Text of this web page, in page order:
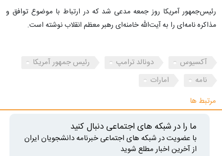
رئیس‌جمهور آمریکا روز جمعه مدعی شد که در ارتباط با موضوع توافق و
مذاکره نامه‌ای را به آیت‌الله خامنه‌ای رهبر معظم انقلاب نوشته است.
آکسیوس دونالد ترامپ
رئیس جمهور آمریکا
نامه
امارات
مرتبط ها
ما را در شبکه های اجتماعی دنبال کنید
با عضویت در شبکه های اجتماعی خبرنامه دانشجویان ایران
از آخرین اخبار مطلع شوید